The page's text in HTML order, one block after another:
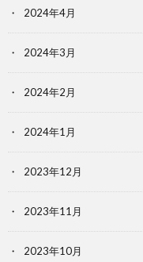
2024年4月
2024年3月
2024年2月
2024年1月
2023年12月
2023年11月
2023年10月